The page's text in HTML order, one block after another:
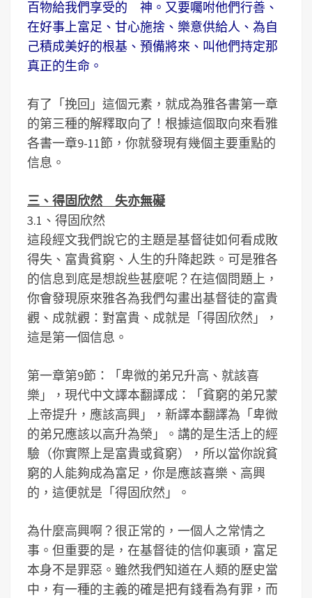
百物給我們享受的 神。又要囑咐他們行善、
在好事上富足、甘心施捨、樂意供給人、為自
己積成美好的根基、預備將來、叫他們持定那
真正的生命。
有了「挽回」這個元素，就成為雅各書第一章
的第三種的解釋取向了！根據這個取向來看雅
各書一章9-11節，你就發現有幾個主要重點的
信息。
三、得固欣然 失亦無礙
3.1、得固欣然
這段經文我們說它的主題是基督徒如何看成敗
得失、富貴貧窮、人生的升降起跌。可是雅各
的信息到底是想說些甚麼呢？在這個問題上，
你會發現原來雅各為我們勾畫出基督徒的富貴
觀、成就觀：對富貴、成就是「得固欣然」，
這是第一個信息。
第一章第9節：「卑微的弟兄升高、就該喜
樂」，現代中文譯本翻譯成：「貧窮的弟兄蒙
上帝提升，應該高興」，新譯本翻譯為「卑微
的弟兄應該以高升為榮」。講的是生活上的經
驗（你實際上是富貴或貧窮），所以當你說貧
窮的人能夠成為富足，你是應該喜樂、高興
的，這便就是「得固欣然」。
為什麼高興啊？很正常的，一個人之常情之
事。但重要的是，在基督徒的信仰裏頭，富足
本身不是罪惡。雖然我們知道在人類的歷史當
中，有一種的主義的確是把有錢看為有罪，而